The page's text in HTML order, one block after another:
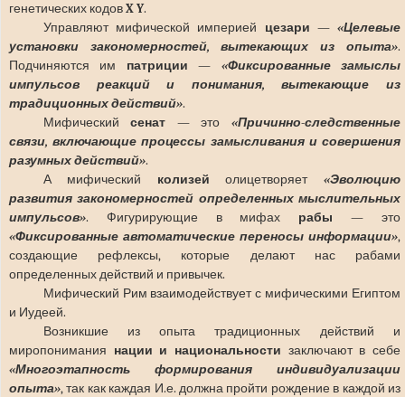
генетических кодовX Y.
Управляют мифической империей цезари —«Целевые
установки закономерностей, вытекающих из опыта».
Подчиняются им патриции— «Фиксированные замыслы
импульсов реакций и понимания, вытекающие из
традиционных действий».
Мифическийсенат — это«Причинно-следственные
связи, включающие процессы замысливания и совершения
разумных действий».
А мифический колизейолицетворяет«Эволюцию
развития закономерностей определенных мыслительных
импульсов». Фигурирующие в мифах рабы— это
«Фиксированные автоматические переносы информации»,
создающие рефлексы, которые делают нас рабами
определенных действий и привычек.
Мифический Рим взаимодействует с мифическими Египтом
и Иудеей.
Возникшие из опыта традиционных действий и
миропонимания нации и национальности заключают в себе
«Многоэтапность формирования индивидуализации
опыта», так как каждая И.е. должна пройти рождение в каждой из